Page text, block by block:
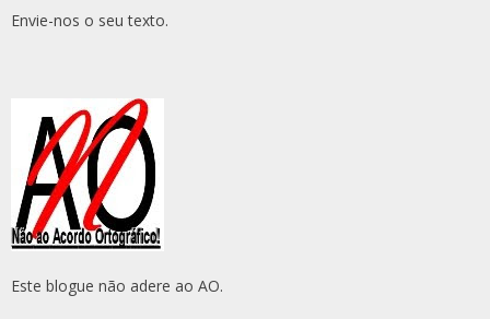
Envie-nos o seu texto.
Este blogue não adere ao AO.